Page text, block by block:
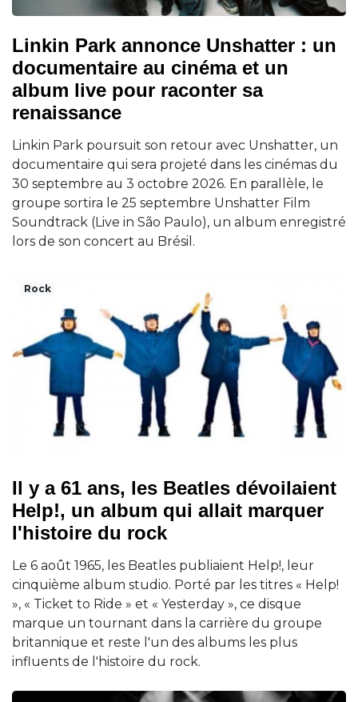
Linkin Park annonce Unshatter : un
documentaire au cinéma et un
album live pour raconter sa
renaissance
Linkin Park poursuit son retour avec Unshatter, un
documentaire qui sera projeté dans les cinémas du
30 septembre au 3 octobre 2026. En parallèle, le
groupe sortira le 25 septembre Unshatter Film
Soundtrack (Live in São Paulo), un album enregistré
lors de son concert au Brésil.
Rock
Il y a 61 ans, les Beatles dévoilaient
Help!, un album qui allait marquer
l'histoire du rock
Le 6 août 1965, les Beatles publiaient Help!, leur
cinquième album studio. Porté par les titres « Help!
», « Ticket to Ride » et « Yesterday », ce disque
marque un tournant dans la carrière du groupe
britannique et reste l'un des albums les plus
influents de l'histoire du rock.